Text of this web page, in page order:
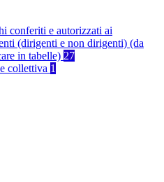
conferiti e autorizzati ai
(dirigenti e non dirigenti) (da
in tabelle) 27
collettiva 1